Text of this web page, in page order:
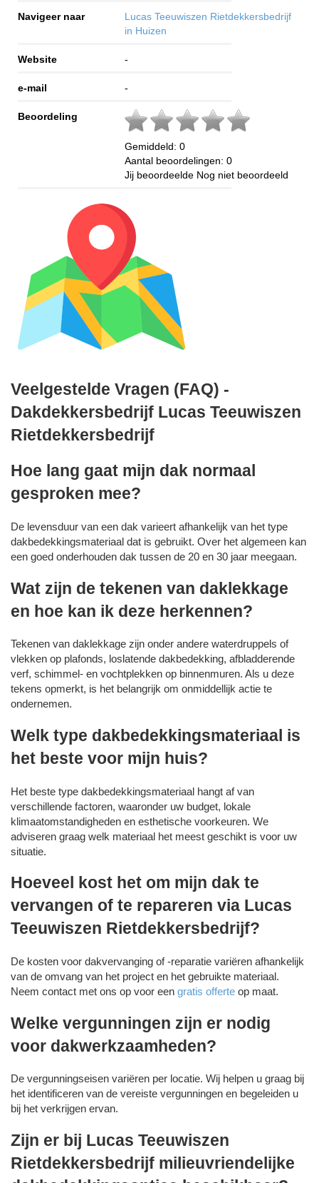
Navigeer naar
Lucas Teeuwiszen Rietdekkersbedrijf
in Huizen
Website -
e-mail -
Beoordeling
Gemiddeld: 0
Aantal beoordelingen: 0
Jij beoordeelde Nog niet beoordeeld
Veelgestelde Vragen (FAQ) -
Dakdekkersbedrijf Lucas Teeuwiszen
Rietdekkersbedrijf
Hoe lang gaat mijn dak normaal
gesproken mee?
De levensduur van een dak varieert afhankelijk van het type
dakbedekkingsmateriaal dat is gebruikt. Over het algemeen kan
een goed onderhouden dak tussen de 20 en 30 jaar meegaan.
Wat zijn de tekenen van daklekkage
en hoe kan ik deze herkennen?
Tekenen van daklekkage zijn onder andere waterdruppels of
vlekken op plafonds, loslatende dakbedekking, afbladderende
verf, schimmel- en vochtplekken op binnenmuren. Als u deze
tekens opmerkt, is het belangrijk om onmiddellijk actie te
ondernemen.
Welk type dakbedekkingsmateriaal is
het beste voor mijn huis?
Het beste type dakbedekkingsmateriaal hangt af van
verschillende factoren, waaronder uw budget, lokale
klimaatomstandigheden en esthetische voorkeuren. We
adviseren graag welk materiaal het meest geschikt is voor uw
situatie.
Hoeveel kost het om mijn dak te
vervangen of te repareren via Lucas
Teeuwiszen Rietdekkersbedrijf?
De kosten voor dakvervanging of -reparatie variëren afhankelijk
van de omvang van het project en het gebruikte materiaal.
Neem contact met ons op voor een gratis offerte op maat.
Welke vergunningen zijn er nodig
voor dakwerkzaamheden?
De vergunningseisen variëren per locatie. Wij helpen u graag bij
het identificeren van de vereiste vergunningen en begeleiden u
bij het verkrijgen ervan.
Zijn er bij Lucas Teeuwiszen
Rietdekkersbedrijf milieuvriendelijke